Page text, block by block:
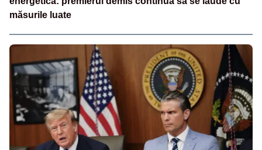
măsurile luate